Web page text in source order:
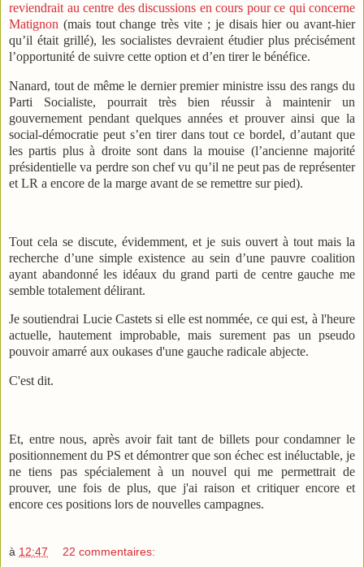
reviendrait au centre des discussions en cours pour ce qui concerne
Matignon (mais tout change très vite ; je disais hier ou avant-hier
qu’il était grillé), les socialistes devraient étudier plus précisément
l’opportunité de suivre cette option et d’en tirer le bénéfice.
Nanard, tout de même le dernier premier ministre issu des rangs du
Parti Socialiste, pourrait très bien réussir à maintenir un
gouvernement pendant quelques années et prouver ainsi que la
social-démocratie peut s’en tirer dans tout ce bordel, d’autant que
les partis plus à droite sont dans la mouise (l’ancienne majorité
présidentielle va perdre son chef vu qu’il ne peut pas de représenter
et LR a encore de la marge avant de se remettre sur pied).
Tout cela se discute, évidemment, et je suis ouvert à tout mais la
recherche d’une simple existence au sein d’une pauvre coalition
ayant abandonné les idéaux du grand parti de centre gauche me
semble totalement délirant.
Je soutiendrai Lucie Castets si elle est nommée, ce qui est, à l'heure
actuelle, hautement improbable, mais surement pas un pseudo
pouvoir amarré aux oukases d'une gauche radicale abjecte.
C'est dit.
Et, entre nous, après avoir fait tant de billets pour condamner le
positionnement du PS et démontrer que son échec est inéluctable, je
ne tiens pas spécialement à un nouvel qui me permettrait de
prouver, une fois de plus, que j'ai raison et critiquer encore et
encore ces positions lors de nouvelles campagnes.
à 12:47 22 commentaires: